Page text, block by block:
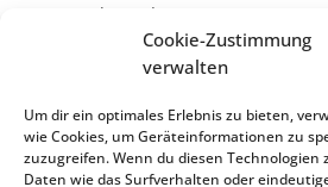
Cookie-Zustimmung
verwalten
Um dir ein optimales Erlebnis zu bieten,
wie Cookies, um Geräteinformationen zu
zuzugreifen. Wenn du diesen
Daten wie das Surfverhalten oder
Grunderwerbsteuer
Erbschaftsteuer:
Erbauseinandersetzung als
Nachlassverbindlichkeiten
Umsatzsteuer-
Keine Steuerfreiheit eines sog.